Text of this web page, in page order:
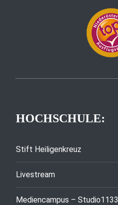
HOCHSCHULE:
Stift Heiligenkreuz
Livestream
Mediencampus – Studio1133